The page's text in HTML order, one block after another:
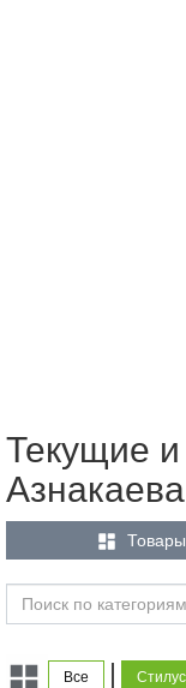
Текущие
 Товары
Все